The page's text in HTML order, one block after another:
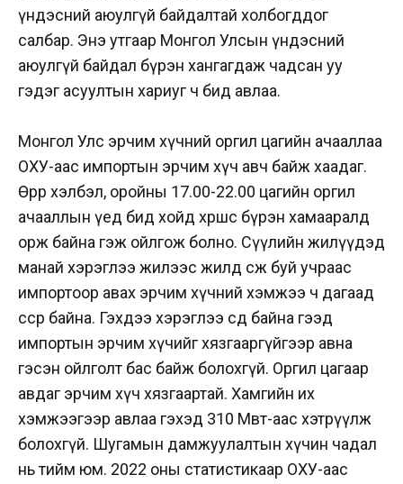
үндэсний аюулгүй байдалтай холбогддог
салбар. Энэ утгаар Монгол Улсын үндэсний
аюулгүй байдал бүрэн хангагдаж чадсан уу
гэдэг асуултын хариуг ч бид авлаа.
Монгол Улс эрчим хүчний оргил цагийн ачааллаа
ОХУ-аас импортын эрчим хүч авч байж хаадаг.
Өөрөөр хэлбэл, оройны 17.00-22.00 цагийн оргил
ачааллын үед бид хойд хөршөөс бүрэн хамааралд
орж байна гэж ойлгож болно. Сүүлийн жилүүдэд
манай хэрэглээ жилээс жилд өсөж буй учраас
импортоор авах эрчим хүчний хэмжээ ч дагаад
өссөөр байна. Гэхдээ хэрэглээ өсөөд байна гээд
импортын эрчим хүчийг хязгааргүйгээр авна
гэсэн ойлголт бас байж болохгүй. Оргил цагаар
авдаг эрчим хүч хязгаартай. Хамгийн их
хэмжээгээр авлаа гэхэд 310 Мвт-аас хэтрүүлж
болохгүй. Шугамын дамжуулалтын хүчин чадал
нь тийм юм. 2022 оны статистикаар ОХУ-аас